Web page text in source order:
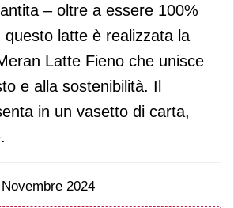
– oltre a essere 100%
questo latte è realizzata la
Latte Fieno che unisce
e alla sostenibilità. Il
in un vasetto di carta,
2024